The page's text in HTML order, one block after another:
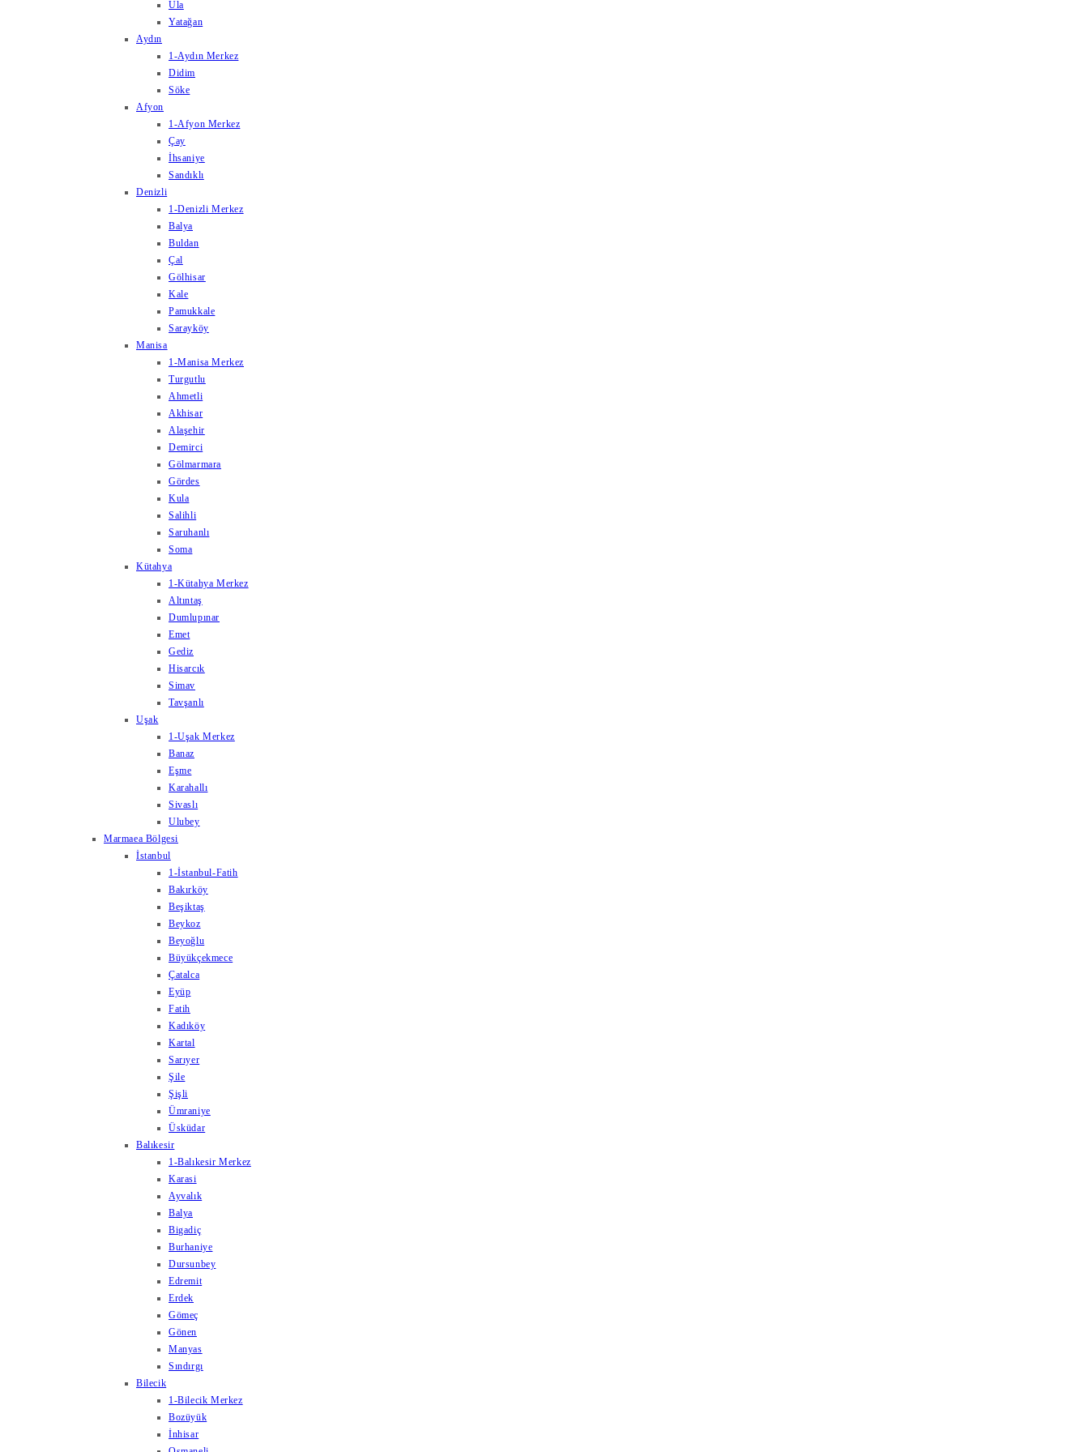
Ula
Yatağan
Aydın
1-Aydın Merkez
Didim
Söke
Afyon
1-Afyon Merkez
Çay
İhsaniye
Sandıklı
Denizli
1-Denizli Merkez
Balya
Buldan
Çal
Gölhisar
Kale
Pamukkale
Sarayköy
Manisa
1-Manisa Merkez
Turgutlu
Ahmetli
Akhisar
Alaşehir
Demirci
Gölmarmara
Gördes
Kula
Salihli
Saruhanlı
Soma
Kütahya
1-Kütahya Merkez
Altıntaş
Dumlupınar
Emet
Gediz
Hisarcık
Simav
Tavşanlı
Uşak
1-Uşak Merkez
Banaz
Eşme
Karahallı
Sivaslı
Ulubey
Marmaea Bölgesi
İstanbul
1-İstanbul-Fatih
Bakırköy
Beşiktaş
Beykoz
Beyoğlu
Büyükçekmece
Çatalca
Eyüp
Fatih
Kadıköy
Kartal
Sarıyer
Şile
Şişli
Ümraniye
Üsküdar
Balıkesir
1-Balıkesir Merkez
Karasi
Ayvalık
Balya
Bigadiç
Burhaniye
Dursunbey
Edremit
Erdek
Gömeç
Gönen
Manyas
Sındırgı
Bilecik
1-Bilecik Merkez
Bozüyük
İnhisar